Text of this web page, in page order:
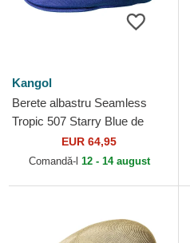
Kangol
Berete albastru Seamless
Tropic 507 Starry Blue de
EUR 64,95
Comandă-l 12 - 14 august